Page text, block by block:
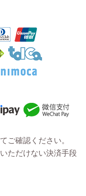
ご確認ください。
ただけない決済手段